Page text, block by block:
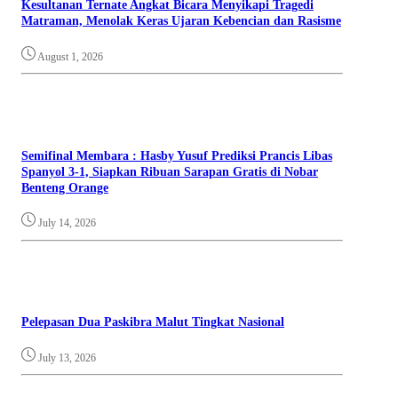
Kesultanan Ternate Angkat Bicara Menyikapi Tragedi
Matraman, Menolak Keras Ujaran Kebencian dan Rasisme
August 1, 2026
Semifinal Membara : Hasby Yusuf Prediksi Prancis Libas
Spanyol 3-1, Siapkan Ribuan Sarapan Gratis di Nobar
Benteng Orange
July 14, 2026
Pelepasan Dua Paskibra Malut Tingkat Nasional
July 13, 2026